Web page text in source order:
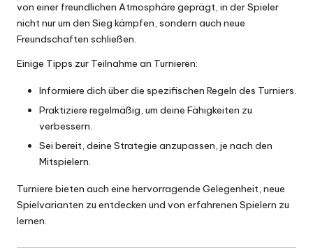
von einer freundlichen Atmosphäre geprägt, in der Spieler
nicht nur um den Sieg kämpfen, sondern auch neue
Freundschaften schließen.
Einige Tipps zur Teilnahme an Turnieren:
Informiere dich über die spezifischen Regeln des Turniers.
Praktiziere regelmäßig, um deine Fähigkeiten zu
verbessern.
Sei bereit, deine Strategie anzupassen, je nach den
Mitspielern.
Turniere bieten auch eine hervorragende Gelegenheit, neue
Spielvarianten zu entdecken und von erfahrenen Spielern zu
lernen.